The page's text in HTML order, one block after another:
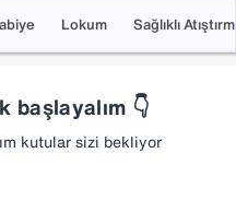
Lokum Sağlıklı
başlayalım 👇
kutular sizi bekliyor